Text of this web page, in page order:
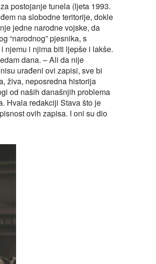
postojanje tunela (ljeta 1993.
na slobodne teritorije, dokle
jedne narodne vojske, da
“narodnog” pjesnika, s
njemu i njima biti ljepše i lakše.
dana. – Ali da nije
urađeni ovi zapisi, sve bi
živa, neposredna historija
od naših današnjih problema
Hvala redakciji Stava što je
ovih zapisa. I oni su dio